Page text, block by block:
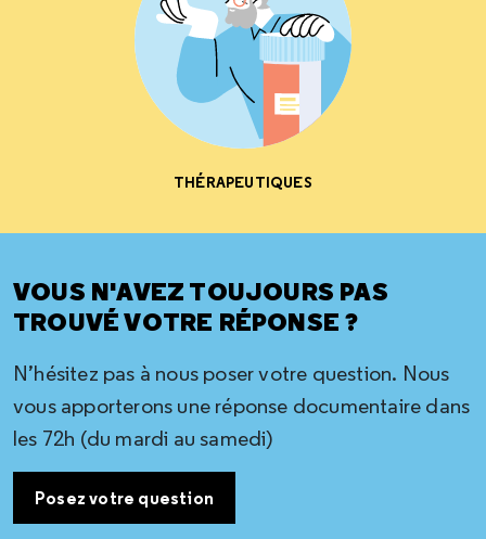
THÉRAPEUTIQUES
VOUS N'AVEZ TOUJOURS PAS
TROUVÉ VOTRE RÉPONSE ?
N’hésitez pas à nous poser votre question. Nous
vous apporterons une réponse documentaire dans
les 72h (du mardi au samedi)
Posez votre question